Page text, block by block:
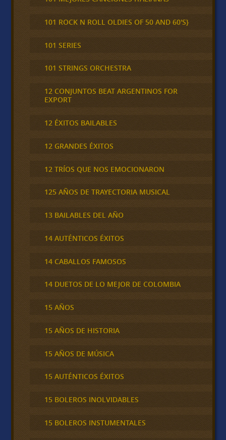
101 ROCK N ROLL OLDIES OF 50 AND 60'S}
101 SERIES
101 STRINGS ORCHESTRA
12 CONJUNTOS BEAT ARGENTINOS FOR
EXPORT
12 ÉXITOS BAILABLES
12 GRANDES ÉXITOS
12 TRÍOS QUE NOS EMOCIONARON
125 AÑOS DE TRAYECTORIA MUSICAL
13 BAILABLES DEL AÑO
14 AUTÉNTICOS ÉXITOS
14 CABALLOS FAMOSOS
14 DUETOS DE LO MEJOR DE COLOMBIA
15 AÑOS
15 AÑOS DE HISTORIA
15 AÑOS DE MÚSICA
15 AUTÉNTICOS ÉXITOS
15 BOLEROS INOLVIDABLES
15 BOLEROS INSTUMENTALES